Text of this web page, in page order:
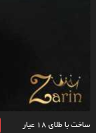
ساخت با طلای ۱۸ عیار